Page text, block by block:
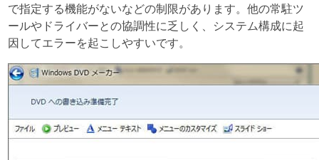
で指定する機能がないなどの制限があります。他の常駐ツ
ールやドライバーとの協調性に乏しく、システム構成に起
因してエラーを起こしやすいです。